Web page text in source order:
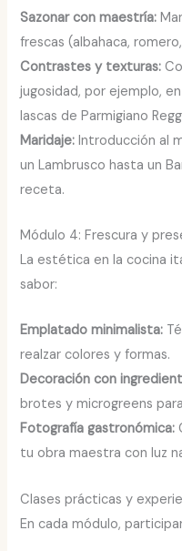
Sazonar con maestría:
frescas (albahaca,
Contrastes y texturas:
jugosidad, por ejemplo,
lascas de Parmigiano
Maridaje: Introducción al
un Lambrusco hasta un
receta.
Módulo 4: Frescura y
La estética en la cocina
sabor:
Emplatado minimalista:
realzar colores y formas.
Decoración con
brotes y microgreens
Fotografía gastronómica:
tu obra maestra con luz
Clases prácticas y
En cada módulo,